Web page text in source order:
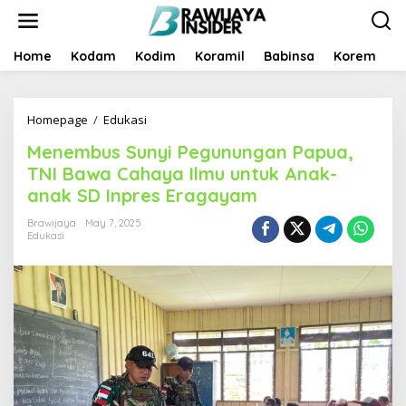
t
Home Kodam Kodim Koramil Babinsa Korem
Homepage / Edukasi
n
e
m
b
u
y
P
e
g
u
n
Menembus Sunyi Pegunungan Papua,
TNI Bawa Cahaya Ilmu untuk Anak-
anak SD Inpres Eragayam
Brawijaya
May 7, 2025
Edukasi